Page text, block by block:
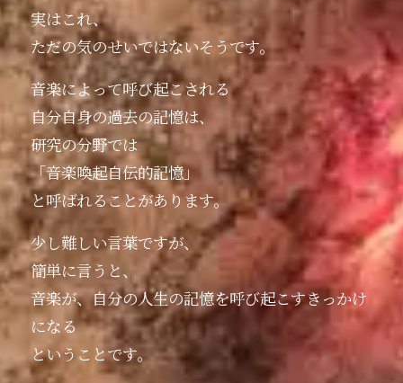
実はこれ、
ただの気のせいではないそうです。
音楽によって呼び起こされる
自分自身の過去の記憶は、
研究の分野では
「音楽喚起自伝的記憶」
と呼ばれることがあります。
少し難しい言葉ですが、
簡単に言うと、
音楽が、自分の人生の記憶を呼び起こすきっかけ
になる
ということです。